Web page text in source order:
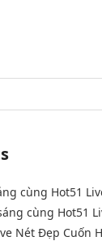
cùng Hot51
cùng Hot51
Nét Đẹp Cuốn